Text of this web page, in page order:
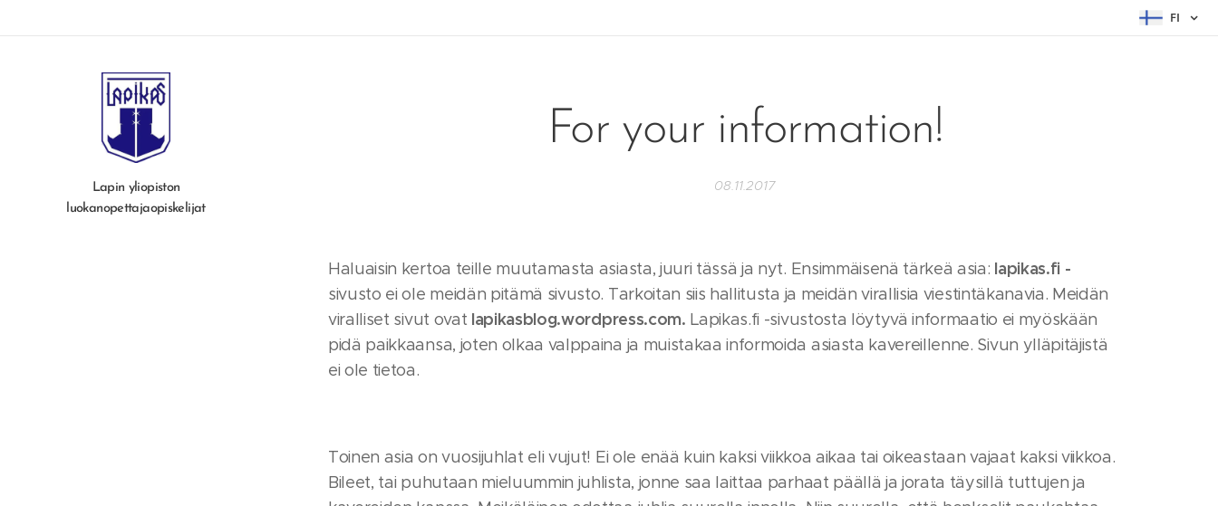
FI
Lapin yliopiston
luokanopettajaopiskelijat
For your information!
08.11.2017
Haluaisin kertoa teille muutamasta asiasta, juuri tässä ja nyt. Ensimmäisenä tärkeä asia: lapikas.fi -
sivusto ei ole meidän pitämä sivusto. Tarkoitan siis hallitusta ja meidän virallisia viestintäkanavia. Meidän
viralliset sivut ovat lapikasblog.wordpress.com. Lapikas.fi -sivustosta löytyvä informaatio ei myöskään
pidä paikkaansa, joten olkaa valppaina ja muistakaa informoida asiasta kavereillenne. Sivun ylläpitäjistä
ei ole tietoa.
Toinen asia on vuosijuhlat eli vujut! Ei ole enää kuin kaksi viikkoa aikaa tai oikeastaan vajaat kaksi viikkoa.
Bileet, tai puhutaan mieluummin juhlista, jonne saa laittaa parhaat päällä ja jorata täysillä tuttujen ja